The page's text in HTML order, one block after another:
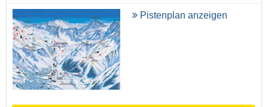
Pistenplan anzeigen